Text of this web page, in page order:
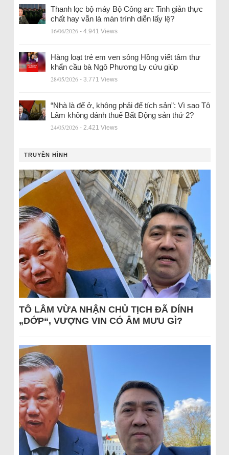
Thanh lọc bộ máy Bộ Công an: Tinh giản thực
chất hay vẫn là màn trình diễn lấy lệ?
16/06/2026 - 4.941 Views
Hàng loạt trẻ em ven sông Hồng viết tâm thư
khẩn cầu bà Ngô Phương Ly cứu giúp
28/05/2026 - 3.771 Views
“Nhà là để ở, không phải để tích sản”: Vì sao Tô
Lâm không đánh thuế Bất Động sản thứ 2?
24/05/2026 - 2.421 Views
TRUYỀN HÌNH
TÔ LÂM VỪA NHẬN CHỦ TỊCH ĐÃ DÍNH
„DỚP“, VƯỢNG VIN CÓ ÂM MƯU GÌ?